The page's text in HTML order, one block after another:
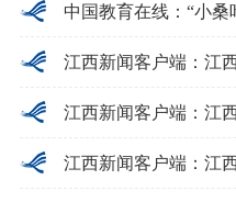
中国教育在线：“小桑叶”实践队：青
江西新闻客户端：江西旅游商贸职业学院“同心圆”实践
江西新闻客户端：江西旅游商贸职业学院“红心柚”
江西新闻客户端：江西旅游商贸职业学院“小桑叶”